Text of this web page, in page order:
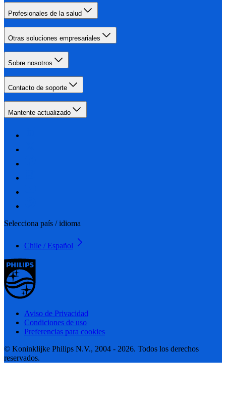
Profesionales de la salud
Otras soluciones empresariales
Sobre nosotros
Contacto de soporte
Mantente actualizado
Selecciona país / idioma
Chile / Español
Aviso de Privacidad
Condiciones de uso
Preferencias para cookies
© Koninklijke Philips N.V., 2004 - 2026. Todos los derechos
reservados.